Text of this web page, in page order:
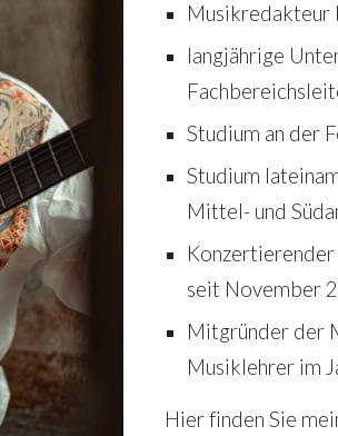
Musikredakteur
langjährige
Studium an der
Studium
Mittel- und
seit November
Mitgründer der
Musiklehrer im
Hier finden Sie